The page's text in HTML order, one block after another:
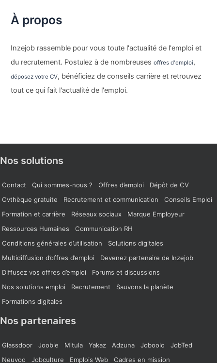
À propos
Inzejob rassemble pour vous toute l'actualité de l'emploi et
du recrutement. Postulez à de nombreusesoffres d'emploi,
déposez votre CV, bénéficiez de conseils carrière et retrouvez
tout ce qui fait l'actualité de l'emploi.
Nos solutions
Contact Qui sommes-nous ? Offres d’emploi
Dépôt de CV
Cvthèque gratuite
Recrutement et communication
Conseils Emploi
Formation et carrière
Réseaux sociaux
Marque Employeur
Ressources Humaines
Communication RH
Conditions générales d’utilisation
Solutions digitales
Multidiffusion d’offres d’emploi
Devenez partenaire de Inzejob
Diffusez vos offres d’emploi
Forums et discussions
Nos solutions emploi
Recrutement
Sauvons la planète
Formations digitales
Nos partenaires
Glassdoor Jooble Mitula Yakaz Adzuna Joboolo
JobTed
Neuvoo
Jobculture Emplois Web Cadres en mission